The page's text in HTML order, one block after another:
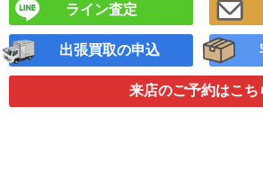
ライン査定
出張買取の申込
来店のご予約はこち